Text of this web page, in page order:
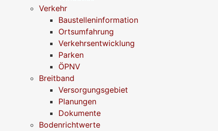
Verkehr
Baustelleninformation
Ortsumfahrung
Verkehrsentwicklung
Parken
ÖPNV
Breitband
Versorgungsgebiet
Planungen
Dokumente
Bodenrichtwerte